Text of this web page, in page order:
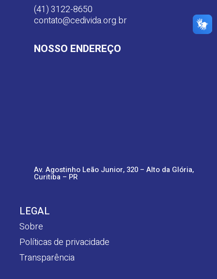
(41) 3122-8650
contato@cedivida.org.br
NOSSO ENDEREÇO
Av. Agostinho Leão Junior, 320 – Alto da Glória,
Curitiba – PR
LEGAL
Sobre
Políticas de privacidade
Transparência